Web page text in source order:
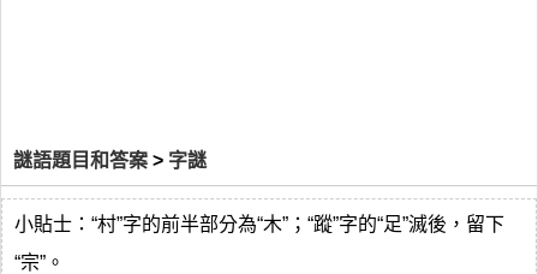
謎語題目和答案 > 字謎
小貼士：“村”字的前半部分為“木”；“蹤”字的“足”滅後，留下
“宗”。